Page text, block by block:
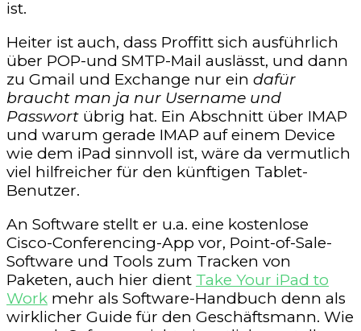
ist.
Heiter ist auch, dass Proffitt sich ausführlich
über POP-und SMTP-Mail auslässt, und dann
zu Gmail und Exchange nur ein dafür
braucht man ja nur Username und
Passwort übrig hat. Ein Abschnitt über IMAP
und warum gerade IMAP auf einem Device
wie dem iPad sinnvoll ist, wäre da vermutlich
viel hilfreicher für den künftigen Tablet-
Benutzer.
An Software stellt er u.a. eine kostenlose
Cisco-Conferencing-App vor, Point-of-Sale-
Software und Tools zum Tracken von
Paketen, auch hier dient Take Your iPad to
Work mehr als Software-Handbuch denn als
wirklicher Guide für den Geschäftsmann. Wie